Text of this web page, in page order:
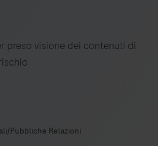
preso visione dei contenuti di
Pubbliche Relazioni